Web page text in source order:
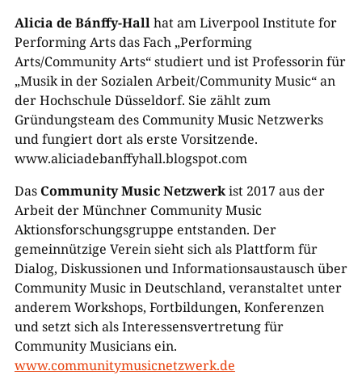
Alicia de Bánffy-Hallhat am Liverpool Institute for
Performing Arts das Fach „Performing
Arts/Community Arts“ studiert und ist Professorin für
„Musik in der Sozialen Arbeit/Community Music“ an
der Hochschule Düsseldorf. Sie zählt zum
Gründungsteam des Community Music Netzwerks
und fungiert dort als erste Vorsitzende.
www.aliciadebanffyhall.blogspot.com
Das Community Music Netzwerkist 2017 aus der
Arbeit der Münchner Community Music
Aktionsforschungsgruppe entstanden. Der
gemeinnützige Verein sieht sich als Plattform für
Dialog, Diskussionen und Informationsaustausch über
Community Music in Deutschland, veranstaltet unter
anderem Workshops, Fortbildungen, Konferenzen
und setzt sich als Interessensvertretung für
Community Musicians ein.
www.communitymusicnetzwerk.de